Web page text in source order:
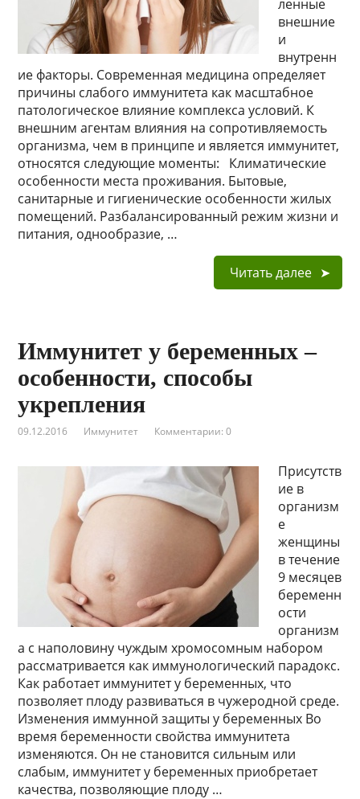
ленные
внешние
и
внутренн
ие факторы. Современная медицина определяет
причины слабого иммунитета как масштабное
патологическое влияние комплекса условий. К
внешним агентам влияния на сопротивляемость
организма, чем в принципе и является иммунитет,
относятся следующие моменты: Климатические
особенности места проживания. Бытовые,
санитарные и гигиенические особенности жилых
помещений. Разбалансированный режим жизни и
питания, однообразие, …
Читать далее
Иммунитет у беременных –
особенности, способы
укрепления
09.12.2016 Иммунитет Комментарии: 0
Присутств
ие в
организм
е
женщины
в течение
9 месяцев
беременн
ости
организм
а с наполовину чуждым хромосомным набором
рассматривается как иммунологический парадокс.
Как работает иммунитет у беременных, что
позволяет плоду развиваться в чужеродной среде.
Изменения иммунной защиты у беременных Во
время беременности свойства иммунитета
изменяются. Он не становится сильным или
слабым, иммунитет у беременных приобретает
качества, позволяющие плоду …